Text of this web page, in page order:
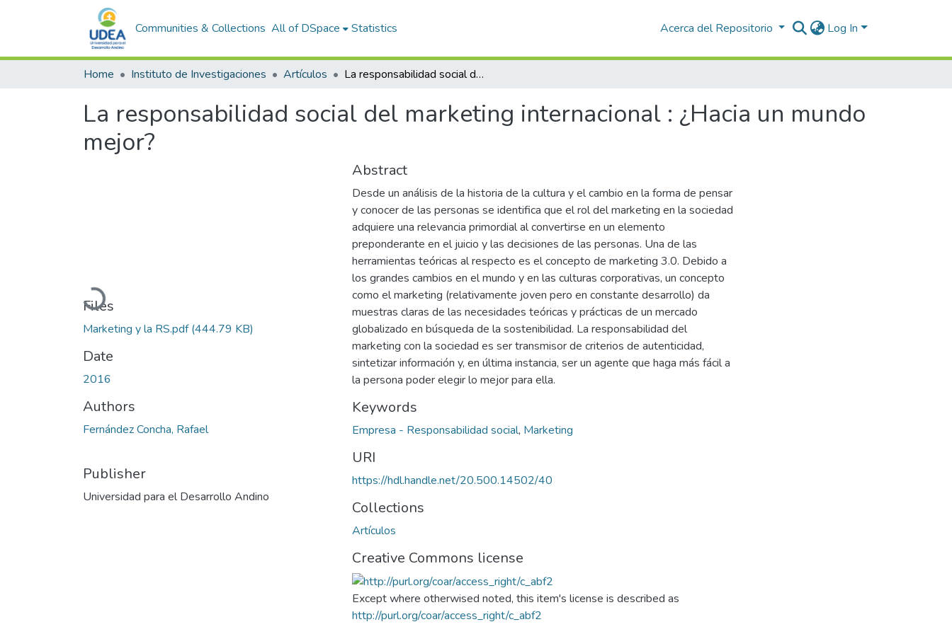
Communities & Collections All of DSpace Statistics Acerca del Repositorio Log In
Home Instituto de Investigaciones Artículos La responsabilidad social del marketing internacional : ¿Hacia un mundo mejor?
La responsabilidad social del marketing internacional : ¿Hacia un mundo
mejor?
Loading...
Files
Marketing y la RS.pdf(444.79 KB)
Date
2016
Authors
Fernández Concha, Rafael
Publisher
Universidad para el Desarrollo Andino
Abstract
Desde un análisis de la historia de la cultura y el cambio en la forma de pensar
y conocer de las personas se identifica que el rol del marketing en la sociedad
adquiere una relevancia primordial al convertirse en un elemento
preponderante en el juicio y las decisiones de las personas. Una de las
herramientas teóricas al respecto es el concepto de marketing 3.0. Debido a
los grandes cambios en el mundo y en las culturas corporativas, un concepto
como el marketing (relativamente joven pero en constante desarrollo) da
muestras claras de las necesidades teóricas y prácticas de un mercado
globalizado en búsqueda de la sostenibilidad. La responsabilidad del
marketing con la sociedad es ser transmisor de criterios de autenticidad,
sintetizar información y, en última instancia, ser un agente que haga más fácil a
la persona poder elegir lo mejor para ella.
Keywords
Empresa - Responsabilidad social, Marketing
URI
https://hdl.handle.net/20.500.14502/40
Collections
Artículos
Creative Commons license
Except where otherwised noted, this item's license is described as
http://purl.org/coar/access_right/c_abf2